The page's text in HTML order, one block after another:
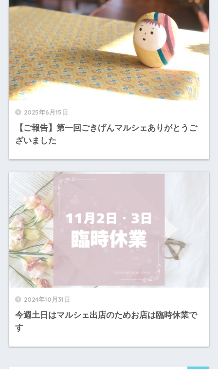
2025年6月15日
【ご報告】第一回ごきげんマルシェありがとうご
ざいました
2024年10月31日
今週土日はマルシェ出店のためお店は臨時休業で
す